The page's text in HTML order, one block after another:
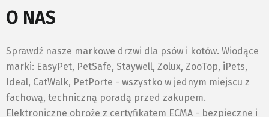
O NAS
Sprawdź nasze markowe drzwi dla psów i kotów. Wiodące
marki: EasyPet, PetSafe, Staywell, Zolux, ZooTop, iPets,
Ideal, CatWalk, PetPorte - wszystko w jednym miejscu z
fachową, techniczną poradą przed zakupem.
Elektroniczne obroże z certyfikatem ECMA - bezpieczne i